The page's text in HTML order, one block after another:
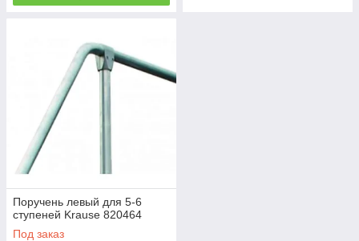
Поручень левый для 5-6
ступеней Krause 820464
Под заказ